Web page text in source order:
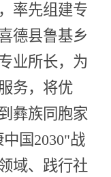
率先组建专
德县鲁基乡
业所长，为
务，将优
彝族同胞家
国2030"战
域、践行社